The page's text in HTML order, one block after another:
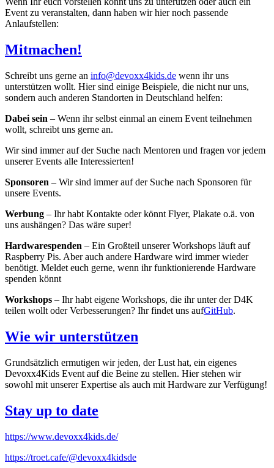
Event zu veranstalten, dann haben wir hier noch passende
Anlaufstellen:
Mitmachen!
Schreibt uns gerne an info@devoxx4kids.de wenn ihr uns
unterstützen wollt. Hier sind einige Beispiele, die nicht nur uns,
sondern auch anderen Standorten in Deutschland helfen:
Dabei sein – Wenn ihr selbst einmal an einem Event teilnehmen
wollt, schreibt uns gerne an.
Wir sind immer auf der Suche nach Mentoren und fragen vor jedem
unserer Events alle Interessierten!
Sponsoren – Wir sind immer auf der Suche nach Sponsoren für
unsere Events.
Werbung – Ihr habt Kontakte oder könnt Flyer, Plakate o.ä. von
uns aushängen? Das wäre super!
Hardwarespenden – Ein Großteil unserer Workshops läuft auf
Raspberry Pis. Aber auch andere Hardware wird immer wieder
benötigt. Meldet euch gerne, wenn ihr funktionierende Hardware
spenden könnt
Workshops – Ihr habt eigene Workshops, die ihr unter der D4K
teilen wollt oder Verbesserungen? Ihr findet uns aufGitHub.
Wie wir unterstützen
Grundsätzlich ermutigen wir jeden, der Lust hat, ein eigenes
Devoxx4Kids Event auf die Beine zu stellen. Hier stehen wir
sowohl mit unserer Expertise als auch mit Hardware zur Verfügung!
Stay up to date
https://www.devoxx4kids.de/
https://troet.cafe/@devoxx4kidsde